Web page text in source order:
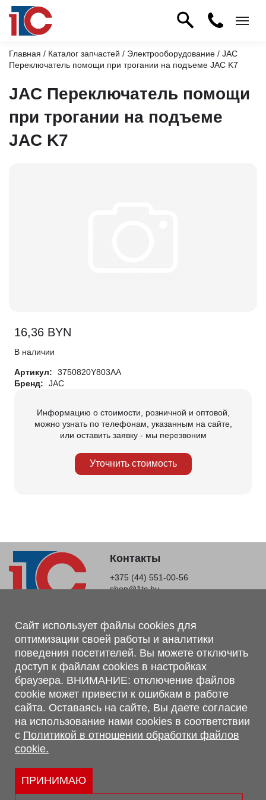
Главная / Каталог запчастей / Электрооборудование / JAC
Переключатель помощи при трогании на подъеме JAC K7
JAC Переключатель помощи
при трогании на подъеме
JAC K7
16,36 BYN
В наличии
Артикул:
3750820Y803AA
Бренд:
JAC
Информацию о стоимости, розничной и оптовой,
можно узнать по телефонам, указанным на сайте,
или оставить заявку - мы перезвоним
Уточнить стоимость
Контакты
+375 (44) 551-00-56
shop@1tc.by
Магазин, склад
г. Минск, Минский р-н, п. Привольный, ул. Мира, 20А,
223062
г. Брест, ул. Лейтенанта Рябцева, 108 В, 224701
Обращаем Ваше внимание, что вся предоставленная на сайте
информация, касающаяся комплектаций, технических
характеристик, цветовых сочетаний, а также стоимости и
сервисного обслуживания носит информационный характер и
не является публичной офертой, определяемой п.2 ст.407
Гражданского кодекса Республики Беларусь.
Политика обработки персональных данных
Политикой в отношении обработки файлов cookie.
Сайт использует файлы cookies для
оптимизации своей работы и аналитики
поведения посетителей. Вы можете отключить
доступ к файлам cookies в настройках
браузера. ВНИМАНИЕ: отключение файлов
cookie может привести к ошибкам в работе
сайта. Оставаясь на сайте, Вы даете согласие
на использование нами cookies в соответствии
с Политикой в отношении обработки файлов
cookie.
ПРИНИМАЮ